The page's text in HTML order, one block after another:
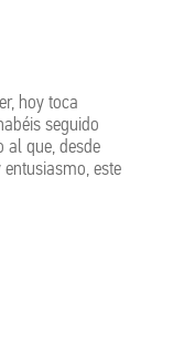
hoy toca
seguido
al que, desde
este